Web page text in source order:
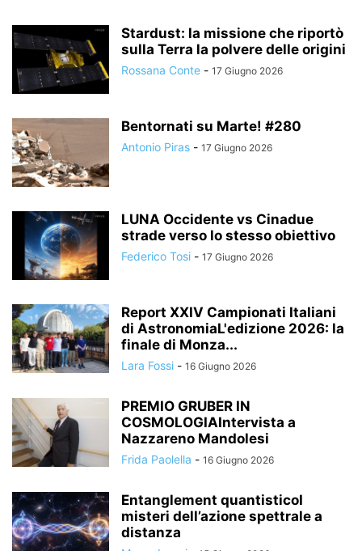
Stardust: la missione che riportò
sulla Terra la polvere delle origini
Rossana Conte - 17 Giugno 2026
Bentornati su Marte! #280
Antonio Piras - 17 Giugno 2026
LUNA Occidente vs Cinadue
strade verso lo stesso obiettivo
Federico Tosi - 17 Giugno 2026
Report XXIV Campionati Italiani
di AstronomiaL'edizione 2026: la
finale di Monza...
Lara Fossi - 16 Giugno 2026
PREMIO GRUBER IN
COSMOLOGIAIntervista a
Nazzareno Mandolesi
Frida Paolella - 16 Giugno 2026
Entanglement quantisticoI
misteri dell’azione spettrale a
distanza